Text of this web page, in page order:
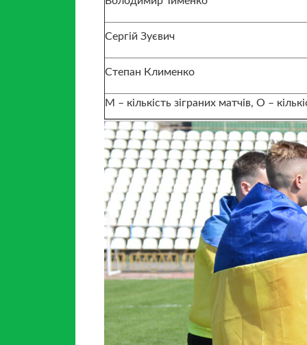
Сергій Зуєвич
Степан Клименко
М – кількість зіграних матчів, О –